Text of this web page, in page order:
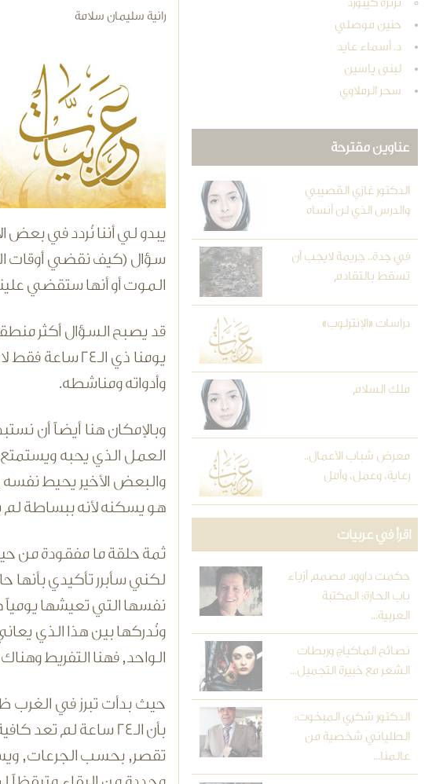
رانية سليمان سلامة
يبدو لي أننا نُردد في بعض
سؤال (كيف نقضي أوقات
الموت أو أنها ستقضي
قد يصبح السؤال أكثر
يومنا ذي
وأدواته ومناشطه.
وبالإمكان هنا أيضاً أن
العمل الذي يحبه
والبعض الأخير يحيط نفسه
هو يسكنه لأنه ببساطة لم
ثمة حلقة ما مفقودة من
نفسها التي تعيشها يومياً
ونُدركها بين هذا الذي
الواحد, فهنا التفريط وهناك
بأن الـ24 ساعة
تقصر, بحسب الجرعات,
حنين موصلي
د. أسماء عايد
لبنى ياسين
سحر الرملاوي
عناوين مقترحة
الدكتور غازي القصيبي
والدرس الذي لن أنساه
في جدة.. جريمة لايجب أن
تسقط بالتقادم
دراسات «الإنترلوب»
ملك السلام
معرض شباب الأعمال..
رعاية، وعمل، وأمل
اقرأ في عربيات
حكمت داوود مصمم أزياء
باب الحارة: المكتبة
العربية...
نصائح الماكياج وربطات
الشعر مع خبيرة التجميل...
الدكتور شكري المبخوت:
الطلياني شخصية من
عالمنا...